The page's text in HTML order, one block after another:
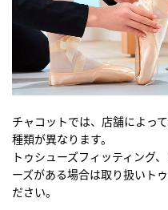
チャコットでは、店舗によっ
種類が異なります。
トゥシューズフィッティング
ーズがある場合は取り扱いト
ださい。